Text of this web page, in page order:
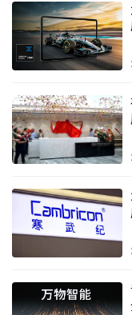
--对商业机构负责
disk-to-disk储存的
可靠备份及恢复的
“磁带仍然活跃在
适宜、容易携带、持
储存等等，”公司
为越来越多的SMB企
势由3个主要原因驱
越多的机架结构的
出的以更少资源更多
求----更快、更可靠
动化产品。”